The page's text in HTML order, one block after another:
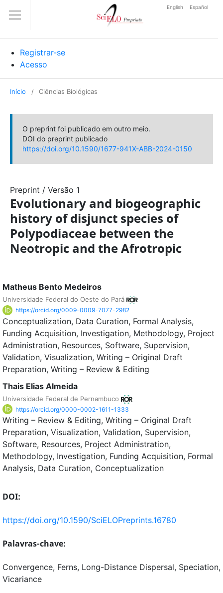
Registrar-se
Acesso
English Español
Início / Ciências Biológicas
O preprint foi publicado em outro meio.
DOI do preprint publicado
https://doi.org/10.1590/1677-941X-ABB-2024-0150
Preprint / Versão 1
Evolutionary and biogeographic
history of disjunct species of
Polypodiaceae between the
Neotropic and the Afrotropic
Matheus Bento Medeiros
Universidade Federal do Oeste do Pará
https://orcid.org/0009-0009-7077-2982
Conceptualization Data Curation Formal Analysis
Funding Acquisition Investigation Methodology Project
Administration Resources Software Supervision
Validation Visualization Writing – Original Draft
Preparation Writing – Review & Editing
Thais Elias Almeida
Universidade Federal de Pernambuco
https://orcid.org/0000-0002-1611-1333
Writing – Review & Editing Writing – Original Draft
Preparation Visualization Validation Supervision
Software Resources Project Administration
Methodology Investigation Funding Acquisition Formal
Analysis Data Curation Conceptualization
DOI:
https://doi.org/10.1590/SciELOPreprints.16780
Palavras-chave:
Convergence, Ferns, Long-Distance Dispersal, Speciation,
Vicariance